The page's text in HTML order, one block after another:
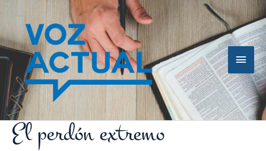
contenido
El perdón extremo